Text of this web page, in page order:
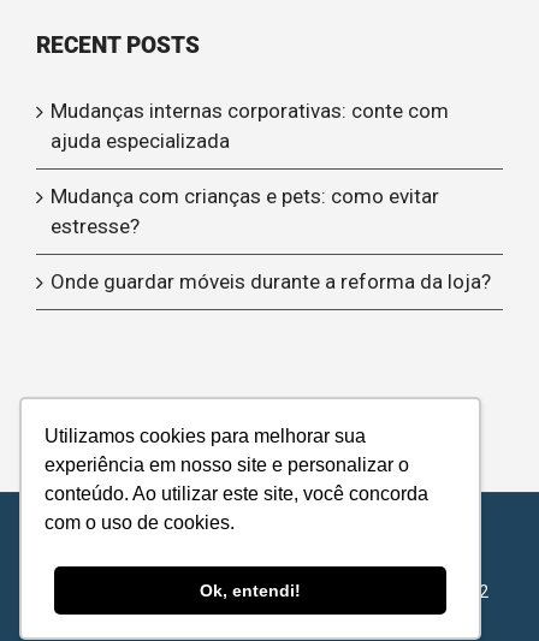
Utilizamos cookies para melhorar sua
experiência em nosso site e personalizar o
conteúdo. Ao utilizar este site, você concorda
com o uso de cookies.
Ok, entendi!
RECENT POSTS
Mudanças internas corporativas: conte com
ajuda especializada
Mudança com crianças e pets: como evitar
estresse?
Onde guardar móveis durante a reforma da loja?
Reserved |Privacy Policy|Service Level Agreement
METROPOLITAN TRANSPORTS S.A - 62.422.878/0001-72